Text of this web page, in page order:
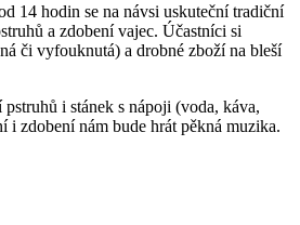
14 hodin se na návsi uskuteční tradiční
a zdobení vajec. Účastníci si
či vyfouknutá) a drobné zboží na bleší
i stánek s nápoji (voda, káva,
zdobení nám bude hrát pěkná muzika.